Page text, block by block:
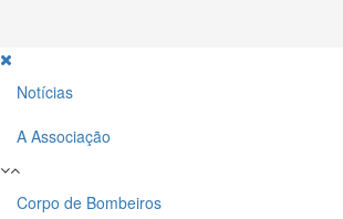
Notícias
A Associação
Corpo de Bombeiros